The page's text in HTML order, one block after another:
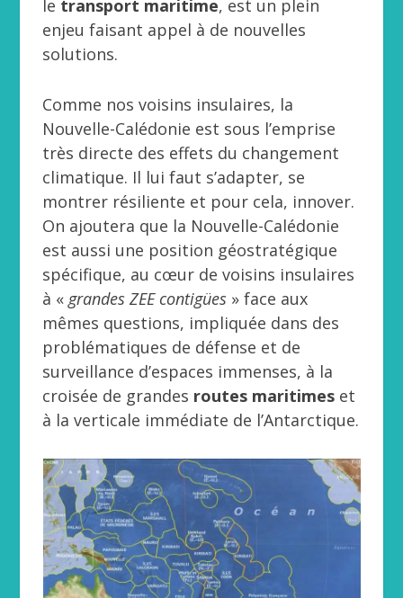
le transport maritime, est un plein
enjeu faisant appel à de nouvelles
solutions.
Comme nos voisins insulaires, la
Nouvelle-Calédonie est sous l’emprise
très directe des effets du changement
climatique. Il lui faut s’adapter, se
montrer résiliente et pour cela, innover.
On ajoutera que la Nouvelle-Calédonie
est aussi une position géostratégique
spécifique, au cœur de voisins insulaires
à «grandes ZEE contigües » face aux
mêmes questions, impliquée dans des
problématiques de défense et de
surveillance d’espaces immenses, à la
croisée de grandes routes maritimes et
à la verticale immédiate de l’Antarctique.